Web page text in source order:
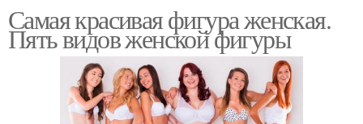
Самая красивая фигура женская.
Пять видов женской фигуры